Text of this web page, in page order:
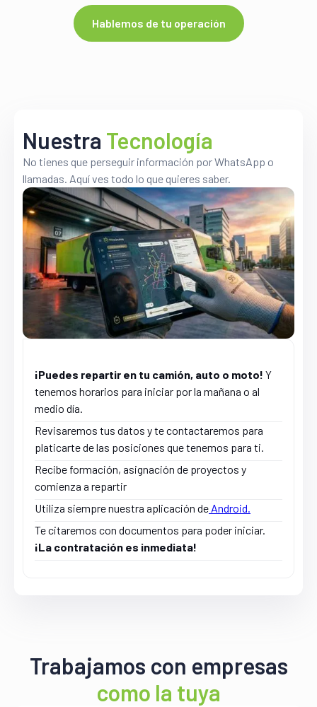
>99%
CERTEZA DE INVENTARIO
Cobertura
NACIONAL
24/7
SEGURIDAD PRIVADA
Hablemos de tu operación
No tienes que perseguir información por WhatsApp o
llamadas. Aquí ves todo lo que quieres saber.
Nuestra Tecnología
¡Puedes repartir en tu camión, auto o moto! Y
tenemos horarios para iniciar por la mañana o al
medio día.
Revisaremos tus datos y te contactaremos para
platicarte de las posiciones que tenemos para ti.
Recibe formación, asignación de proyectos y
comienza a repartir
Utiliza siempre nuestra aplicación de Android.
Te citaremos con documentos para poder iniciar.
¡La contratación es inmediata!
Trabajamos con empresas
como la tuya